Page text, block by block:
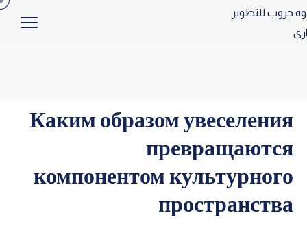
Каким образом увеселения
превращаются
компонентом культурного
пространства